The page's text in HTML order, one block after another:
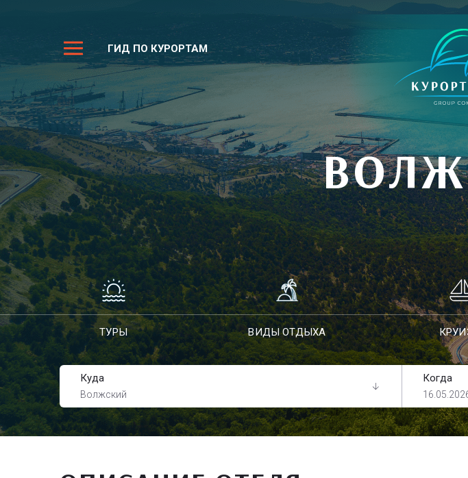
ГИД ПО КУРОРТАМ
ТУРЫ ВИДЫ ОТДЫХА
Куда
Волжский
Когда